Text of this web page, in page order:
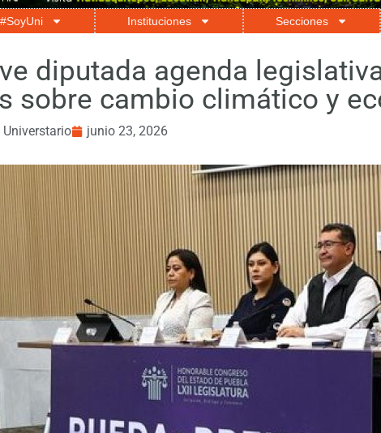
#SoyUni Instituciones Secciones
diputada agenda
sobre cambio climático y
Universtario junio 23, 2026